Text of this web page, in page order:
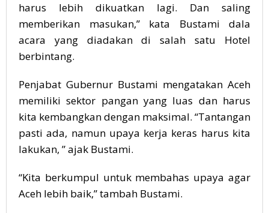
harus lebih dikuatkan lagi. Dan saling
memberikan masukan,” kata Bustami dala
acara yang diadakan di salah satu Hotel
berbintang.
Penjabat Gubernur Bustami mengatakan Aceh
memiliki sektor pangan yang luas dan harus
kita kembangkan dengan maksimal. “Tantangan
pasti ada, namun upaya kerja keras harus kita
lakukan, ” ajak Bustami.
“Kita berkumpul untuk membahas upaya agar
Aceh lebih baik,” tambah Bustami.